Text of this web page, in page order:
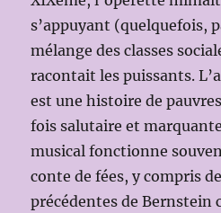
s’appuyant (quelquefois,
mélange des classes
racontait les puissants.
est une histoire de
fois salutaire et
musical fonctionne
conte de fées, y compris
précédentes de Bernstein